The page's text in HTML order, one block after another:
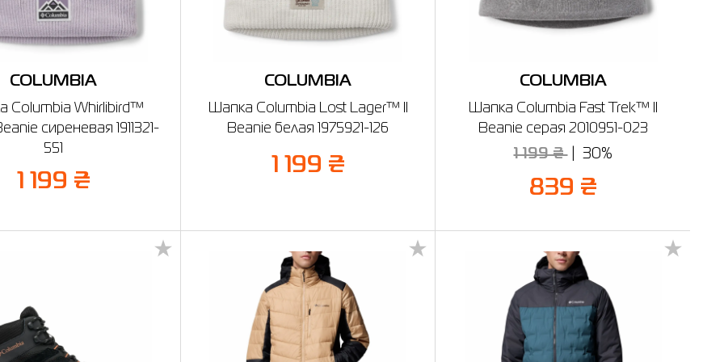
COLUMBIA
Columbia Whirlibird™
сиреневая 1911321-
551
1 199 ₴
COLUMBIA
Шапка Columbia Lost Lager™ II
Beanie белая 1975921-126
1 199 ₴
COLUMBIA
Шапка Columbia Fast Trek™ II
Beanie серая 2010951-023
1 199 ₴ 30%
839 ₴